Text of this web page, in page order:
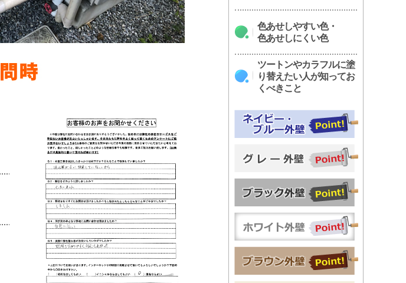
色あせしやすい色・
色あせしにくい色
ツートンやカラフルに塗
り替えたい人が知ってお
くべきこと